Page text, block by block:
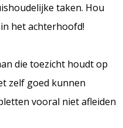
taken. Hou
het achterhoofd!
die toezicht houdt op
zelf goed kunnen
vooral niet afleiden